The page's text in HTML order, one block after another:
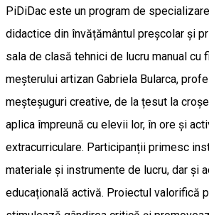
PiDiDac este un program de
didactice din învățământul preșcolar și
sala de clasă tehnici de lucru manual cu
meșterului artizan Gabriela Bularca,
meșteșuguri creative, de la țesut la
aplica împreună cu elevii lor, în ore și
extracurriculare. Participanții primesc
materiale și instrumente de lucru, dar și
educațională activă. Proiectul valorifică